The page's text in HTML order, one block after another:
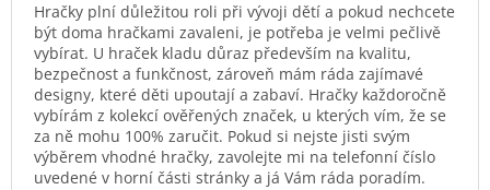
Hračky plní důležitou roli při vývoji dětí a pokud nechcete
být doma hračkami zavaleni, je potřeba je velmi pečlivě
vybírat. U hraček kladu důraz především na kvalitu,
bezpečnost a funkčnost, zároveň mám ráda zajímavé
designy, které děti upoutají a zabaví. Hračky každoročně
vybírám z kolekcí ověřených značek, u kterých vím, že se
za ně mohu 100% zaručit. Pokud si nejste jisti svým
výběrem vhodné hračky, zavolejte mi na telefonní číslo
uvedené v horní části stránky a já Vám ráda poradím.